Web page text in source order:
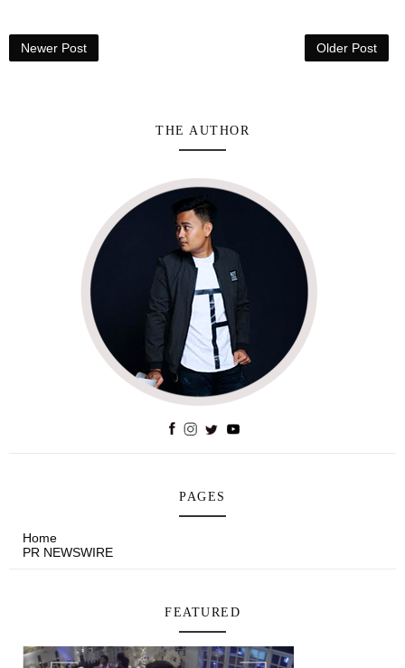
Newer Post Older Post
THE AUTHOR
PAGES
Home
PR NEWSWIRE
FEATURED